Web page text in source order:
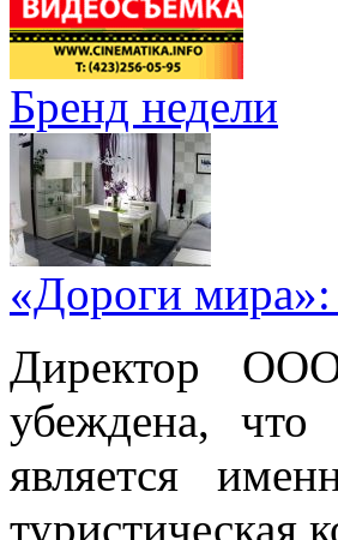
Бренд недели
«Дороги
Директор
убеждена, что
является
туристическая